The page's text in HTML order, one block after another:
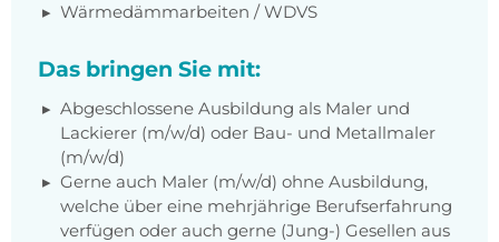
Wärmedämmarbeiten / WDVS
Das bringen Sie mit:
Abgeschlossene Ausbildung als Maler und
Lackierer (m/w/d) oder Bau- und Metallmaler
(m/w/d)
Gerne auch Maler (m/w/d) ohne Ausbildung,
welche über eine mehrjährige Berufserfahrung
verfügen oder auch gerne (Jung-) Gesellen aus